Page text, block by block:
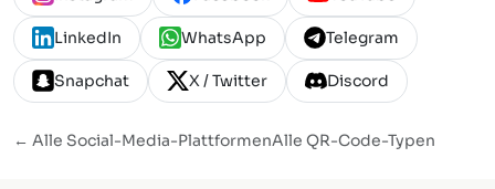
LinkedIn WhatsApp Telegram
Snapchat X / Twitter Discord
← Alle Social-Media-PlattformenAlle QR-Code-Typen